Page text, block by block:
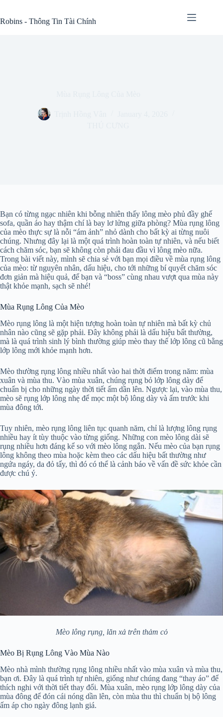
content
Robins - Thông Tin Tài Chính
Bạn có từng ngạc nhiên khi bỗng nhiên thấy lông mèo phủ đầy ghế
sofa, quần áo hay thậm chí là bay lơ lửng giữa phòng? Mùa rụng lông
của mèo thực sự là nỗi “ám ảnh” nhỏ dành cho bất kỳ ai từng nuôi
chúng. Nhưng đây lại là một quá trình hoàn toàn tự nhiên, và nếu biết
cách chăm sóc, bạn sẽ không còn phải đau đầu vì lông mèo nữa.
Trong bài viết này, mình sẽ chia sẻ với bạn mọi điều về mùa rụng lông
của mèo: từ nguyên nhân, dấu hiệu, cho tới những bí quyết chăm sóc
đơn giản mà hiệu quả, để bạn và “boss” cùng nhau vượt qua mùa này
thật khỏe mạnh, sạch sẽ nhé!
Mùa Rụng Lông Của Mèo
Mèo rụng lông là một hiện tượng hoàn toàn tự nhiên mà bất kỳ chủ
nhân nào cũng sẽ gặp phải. Đây không phải là dấu hiệu bất thường,
mà là quá trình sinh lý bình thường giúp mèo thay thế lớp lông cũ bằng
lớp lông mới khỏe mạnh hơn.
Mèo thường rụng lông nhiều nhất vào hai thời điểm trong năm: mùa
xuân và mùa thu. Vào mùa xuân, chúng rụng bỏ lớp lông dày để
chuẩn bị cho những ngày thời tiết ấm dần lên. Ngược lại, vào mùa thu,
mèo sẽ rụng lớp lông nhẹ để mọc một bộ lông dày và ấm trước khi
mùa đông tới.
Tuy nhiên, mèo rụng lông liên tục quanh năm, chỉ là lượng lông rụng
nhiều hay ít tùy thuộc vào từng giống. Những con mèo lông dài sẽ
rụng nhiều hơn đáng kể so với mèo lông ngắn. Nếu mèo của bạn rụng
lông không theo mùa hoặc kèm theo các dấu hiệu bất thường như
ngứa ngáy, da đỏ tấy, thì đó có thể là cảnh báo về vấn đề sức khỏe cần
được chú ý.
Mèo lông rụng, lăn xả trên thảm cỏ
Mèo Bị Rụng Lông Vào Mùa Nào
Mèo nhà mình thường rụng lông nhiều nhất vào mùa xuân và mùa thu,
bạn ơi. Đây là quá trình tự nhiên, giống như chúng đang “thay áo” để
thích nghi với thời tiết thay đổi. Mùa xuân, mèo rụng lớp lông dày của
mùa đông để đón cái nóng dần lên, còn mùa thu thì chuẩn bị bộ lông
ấm áp cho ngày đông lạnh giá.